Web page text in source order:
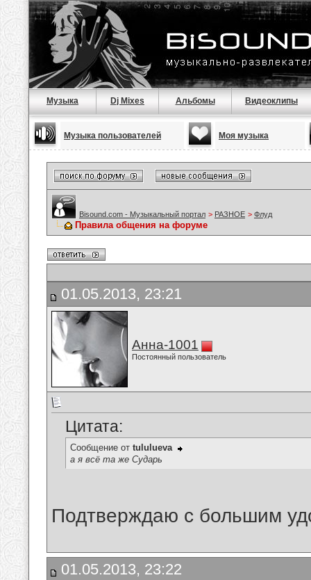
Музыка Dj Mixes Альбомы Видеоклипы
Музыка пользователей Моя музыка
Bisound.com - Музыкальный портал > РАЗНОЕ > Флуд
Правила общения на форуме
01.05.2013, 23:21
Анна-1001
Постоянный пользователь
Цитата:
Сообщение от tululueva
а я всё та же Сударь
Подтверждаю с большим
01.05.2013, 23:22